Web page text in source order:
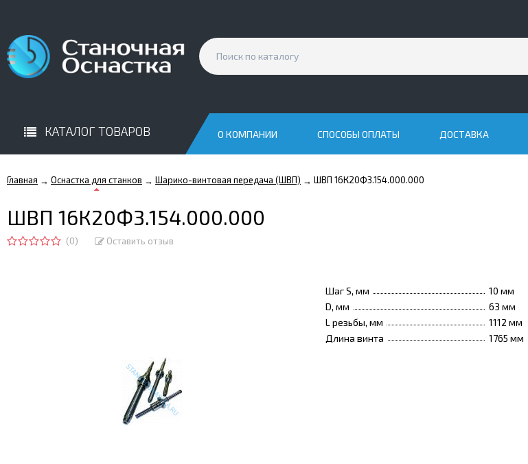
КАТАЛОГ ТОВАРОВ О КОМПАНИИ СПОСОБЫ ОПЛАТЫ ДОСТАВКА
Главная → Оснастка для станков → Шарико-винтовая передача (ШВП) → ШВП 16К20Ф3.154.000.000
ШВП 16К20Ф3.154.000.000
(0) Оставить отзыв
Шаг S, мм
10 мм
D, мм
63 мм
L резьбы, мм
1112 мм
Длина винта
1765 мм